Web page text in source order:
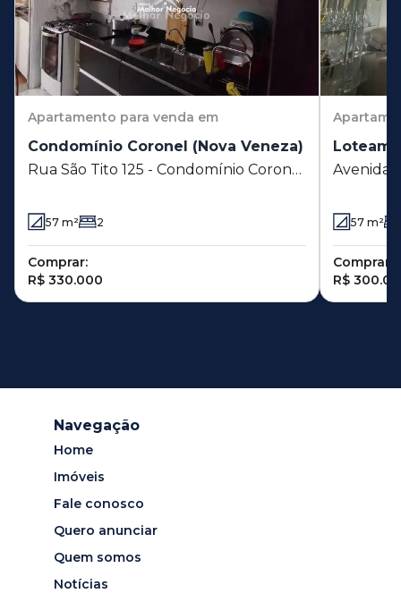
Apartamento para venda em
Condomínio Coronel (Nova Veneza)
Rua São Tito 125 - Condomínio Coronel
57 m² 2
Comprar:
R$ 330.000
Avenida
Sumaré -
57 m²
Comprar:
R$
Navegação
Home
Imóveis
Fale conosco
Quero anunciar
Quem somos
Notícias